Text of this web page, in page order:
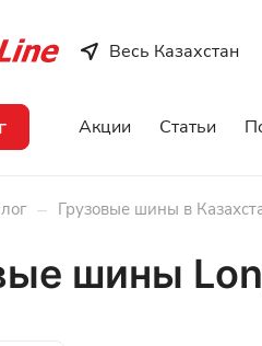
Весь Казахстан
Акции Статьи
– Грузовые шины в
шины